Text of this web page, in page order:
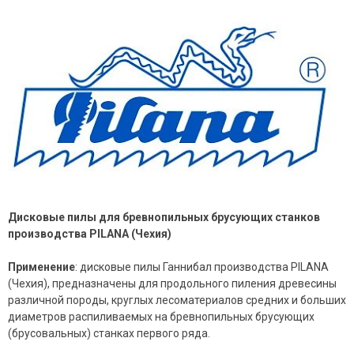
Дисковые пилы для бревнопильных брусующих станков
производства PILANA (Чехия)
Применение: дисковые пилы Ганнибал производства PILANA
(Чехия), предназначены для продольного пиления древесины
различной породы, круглых лесоматериалов средних и больших
диаметров распиливаемых на бревнопильных брусующих
(брусовальных) станках первого ряда.